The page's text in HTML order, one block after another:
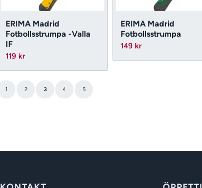
ERIMA Madrid
Fotbollsstrumpa -Valla
IF
119 kr
ERIMA Madrid
Fotbollsstrumpa
149 kr
1 2 3 4 5